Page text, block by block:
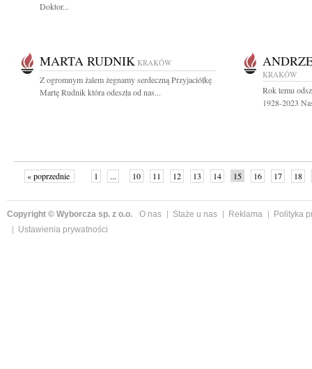
Doktor...
MARTA RUDNIK KRAKÓW
Z ogromnym żalem żegnamy serdeczną Przyjaciółkę
Martę Rudnik która odeszła od nas...
KRAKÓW
Rok temu
1928-2023
« poprzednie 1 ... 10 11 12 13 14 15 16 17
18
Copyright © Wyborcza sp. z o.o. O nas Staże u nas Reklama
Polityka
Ustawienia prywatności